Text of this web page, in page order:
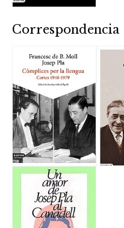
Correspondencia